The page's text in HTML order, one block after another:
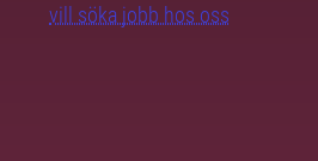
vill söka jobb hos oss